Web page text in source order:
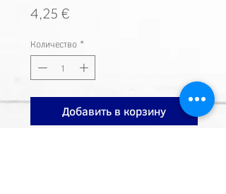
4,25 €
Количество *
Добавить в корзину